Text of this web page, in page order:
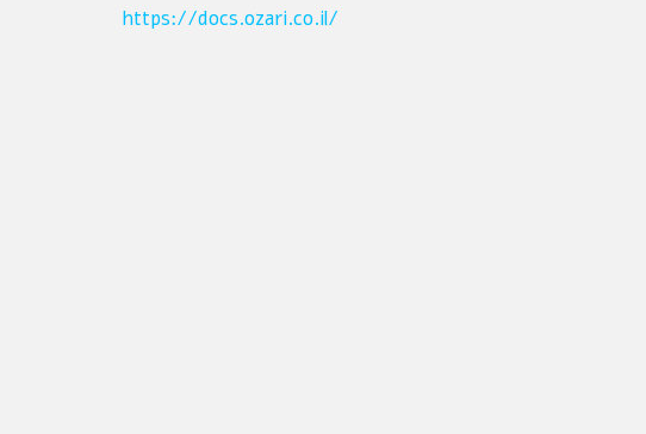
https://docs.ozari.co.il/